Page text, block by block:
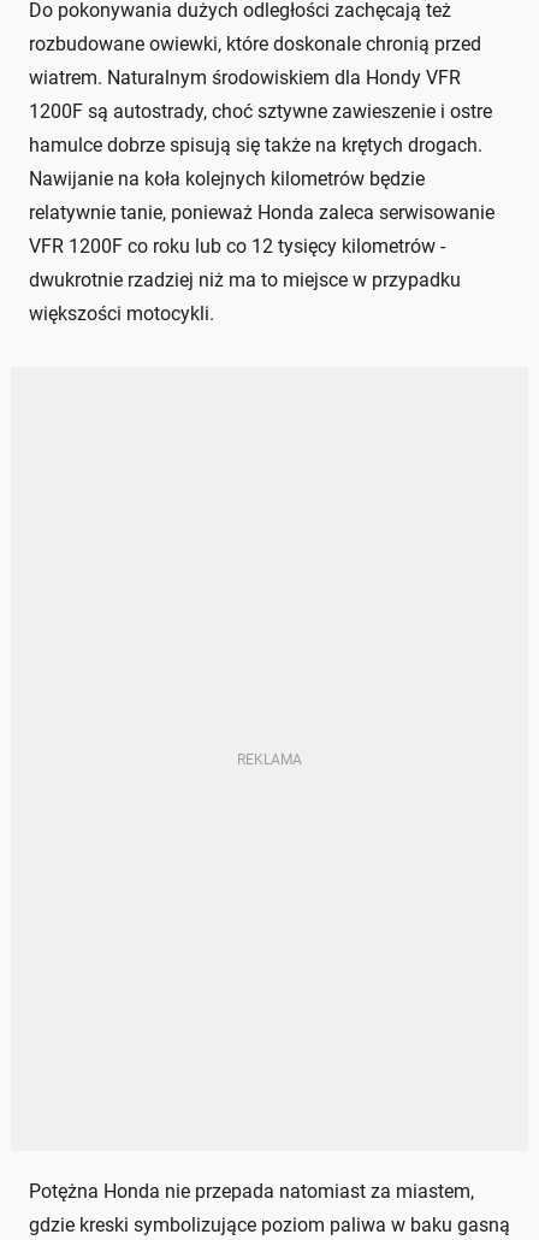
Do pokonywania dużych odległości zachęcają też
rozbudowane owiewki, które doskonale chronią przed
wiatrem. Naturalnym środowiskiem dla Hondy VFR
1200F są autostrady, choć sztywne zawieszenie i ostre
hamulce dobrze spisują się także na krętych drogach.
Nawijanie na koła kolejnych kilometrów będzie
relatywnie tanie, ponieważ Honda zaleca serwisowanie
VFR 1200F co roku lub co 12 tysięcy kilometrów -
dwukrotnie rzadziej niż ma to miejsce w przypadku
większości motocykli.
Potężna Honda nie przepada natomiast za miastem,
gdzie kreski symbolizujące poziom paliwa w baku gasną